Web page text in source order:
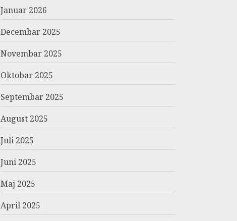
Januar 2026
Decembar 2025
Novembar 2025
Oktobar 2025
Septembar 2025
August 2025
Juli 2025
Juni 2025
Maj 2025
April 2025